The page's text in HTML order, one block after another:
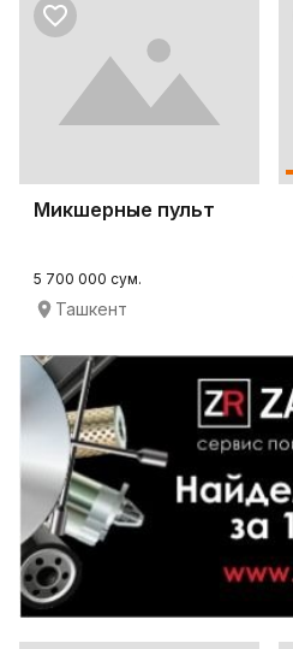
Микшерные пульт
5 700 000 сум.
Ташкент